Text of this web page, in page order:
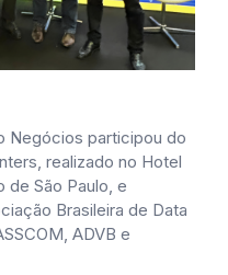
Negócios participou do
realizado no Hotel
de São Paulo, e
Brasileira de Data
ADVB e